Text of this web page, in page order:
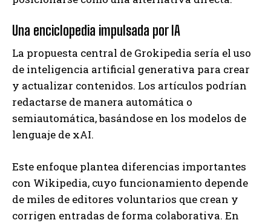
Una enciclopedia impulsada por IA
La propuesta central de Grokipedia sería el uso
de inteligencia artificial generativa para crear
y actualizar contenidos. Los artículos podrían
redactarse de manera automática o
semiautomática, basándose en los modelos de
lenguaje de xAI.
Este enfoque plantea diferencias importantes
con Wikipedia, cuyo funcionamiento depende
de miles de editores voluntarios que crean y
corrigen entradas de forma colaborativa. En